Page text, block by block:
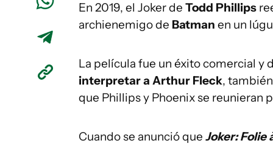
En 2019, el Joker de Todd Phillips
archienemigo de Batman en un
La película fue un éxito comercial y
interpretar a Arthur Fleck,
que Phillips y Phoenix se reunieran
Cuando se anunció que Joker: Folie